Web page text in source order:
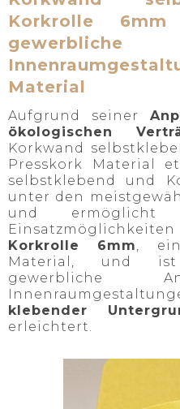
Korkrolle
Material
Aufgrund seiner
ökologischen
Korkwand
Presskork Material
selbstklebend und
unter den
und
Korkrolle 6mm
,
Material, und
gewerbliche
klebender
erleichtert.